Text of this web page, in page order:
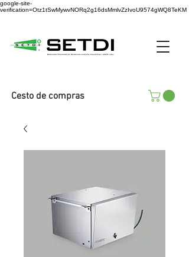
google-site-
verification=Otz1tSwMywvNORq2g16dsMmlvZzIvoU9574gWQ8TeKM
Cesto de compras